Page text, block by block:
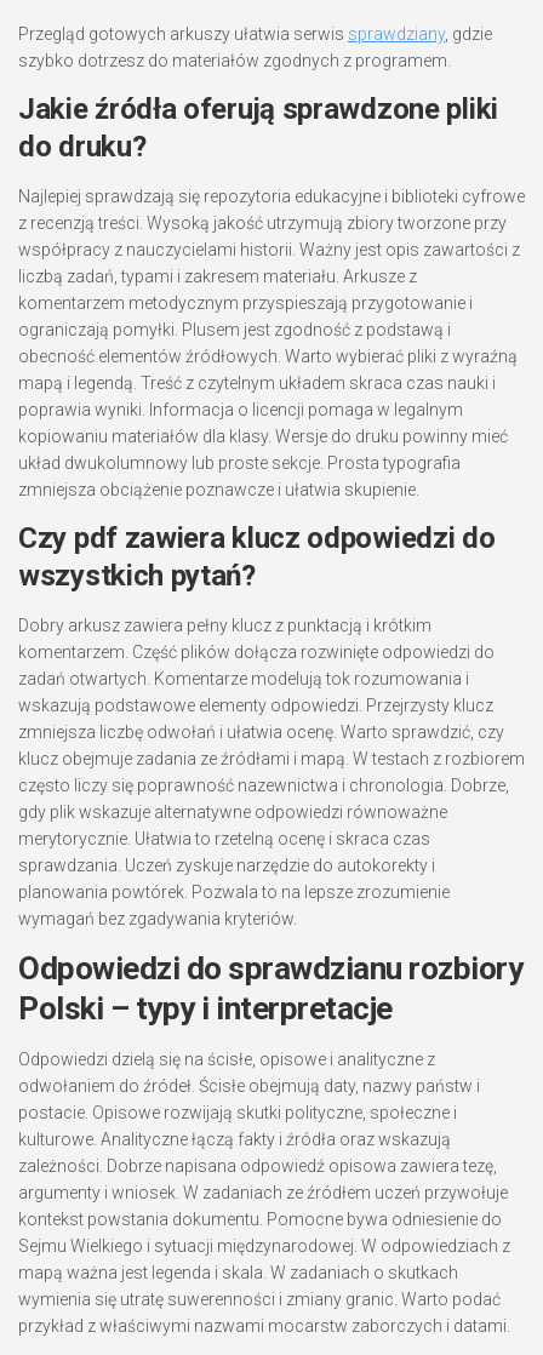
Przegląd gotowych arkuszy ułatwia serwis sprawdziany, gdzie
szybko dotrzesz do materiałów zgodnych z programem.
Jakie źródła oferują sprawdzone pliki
do druku?
Najlepiej sprawdzają się repozytoria edukacyjne i biblioteki cyfrowe
z recenzją treści. Wysoką jakość utrzymują zbiory tworzone przy
współpracy z nauczycielami historii. Ważny jest opis zawartości z
liczbą zadań, typami i zakresem materiału. Arkusze z
komentarzem metodycznym przyspieszają przygotowanie i
ograniczają pomyłki. Plusem jest zgodność z podstawą i
obecność elementów źródłowych. Warto wybierać pliki z wyraźną
mapą i legendą. Treść z czytelnym układem skraca czas nauki i
poprawia wyniki. Informacja o licencji pomaga w legalnym
kopiowaniu materiałów dla klasy. Wersje do druku powinny mieć
układ dwukolumnowy lub proste sekcje. Prosta typografia
zmniejsza obciążenie poznawcze i ułatwia skupienie.
Czy pdf zawiera klucz odpowiedzi do
wszystkich pytań?
Dobry arkusz zawiera pełny klucz z punktacją i krótkim
komentarzem. Część plików dołącza rozwinięte odpowiedzi do
zadań otwartych. Komentarze modelują tok rozumowania i
wskazują podstawowe elementy odpowiedzi. Przejrzysty klucz
zmniejsza liczbę odwołań i ułatwia ocenę. Warto sprawdzić, czy
klucz obejmuje zadania ze źródłami i mapą. W testach z rozbiorem
często liczy się poprawność nazewnictwa i chronologia. Dobrze,
gdy plik wskazuje alternatywne odpowiedzi równoważne
merytorycznie. Ułatwia to rzetelną ocenę i skraca czas
sprawdzania. Uczeń zyskuje narzędzie do autokorekty i
planowania powtórek. Pozwala to na lepsze zrozumienie
wymagań bez zgadywania kryteriów.
Odpowiedzi do sprawdzianu rozbiory
Polski – typy i interpretacje
Odpowiedzi dzielą się na ścisłe, opisowe i analityczne z
odwołaniem do źródeł. Ścisłe obejmują daty, nazwy państw i
postacie. Opisowe rozwijają skutki polityczne, społeczne i
kulturowe. Analityczne łączą fakty i źródła oraz wskazują
zależności. Dobrze napisana odpowiedź opisowa zawiera tezę,
argumenty i wniosek. W zadaniach ze źródłem uczeń przywołuje
kontekst powstania dokumentu. Pomocne bywa odniesienie do
Sejmu Wielkiego i sytuacji międzynarodowej. W odpowiedziach z
mapą ważna jest legenda i skala. W zadaniach o skutkach
wymienia się utratę suwerenności i zmiany granic. Warto podać
przykład z właściwymi nazwami mocarstw zaborczych i datami.